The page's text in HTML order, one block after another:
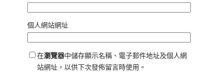
個人網站網址
在瀏覽器中儲存顯示名稱、電子郵件地址及個人網
站網址，以供下次發佈留言時使用。